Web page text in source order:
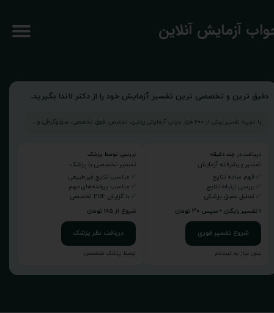
آزمایش آنلاین
دقیق ترین و تخصصی ترین تفسیر آزمایش خود را از دکتر لاندا بگیرید.
با تجربه تفسیر بیش از ۲۰۰ هزار جواب آزمایش روتین، تخصص، فوق تخصصی، سونوگرافی و...
دریافت در چند دقیقه
تفسیر پیشرفته آزمایش
✅ فهم ساده نتایج
✅ بررسی ارتباط نتایج
✅ تحلیل عمیق پزشکی
۱ تفسیر رایگان • سپس ۳۰ تومان
شروع تفسیر فوری
بدون نیاز به ثبت‌نام
بررسی توسط پزشک
تفسیر تخصصی با پزشک
✅ مناسب نتایج غیرطبیعی
✅ مناسب پرونده‌های مهم
✅ با گزارش PDF تخصصی
شروع از ۱۹۵ تومان
دریافت نظر پزشک
توسط پزشک متخصص